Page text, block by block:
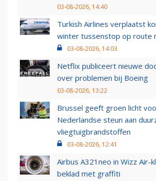
03-08-2026, 14:40
Turkish Airlines verplaatst
winter tussenstop op route
03-08-2026, 14:03
Netflix publiceert nieuwe
over problemen bij Boeing
03-08-2026, 13:22
Brussel geeft groen licht
Nederlandse steun aan
vliegtuigbrandstoffen
03-08-2026, 12:41
Airbus A321neo in Wizz Air-
beklad met graffiti